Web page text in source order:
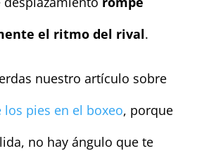
el ritmo del rival.
nuestro artículo sobre
los pies en el boxeo, porque
no hay ángulo que te